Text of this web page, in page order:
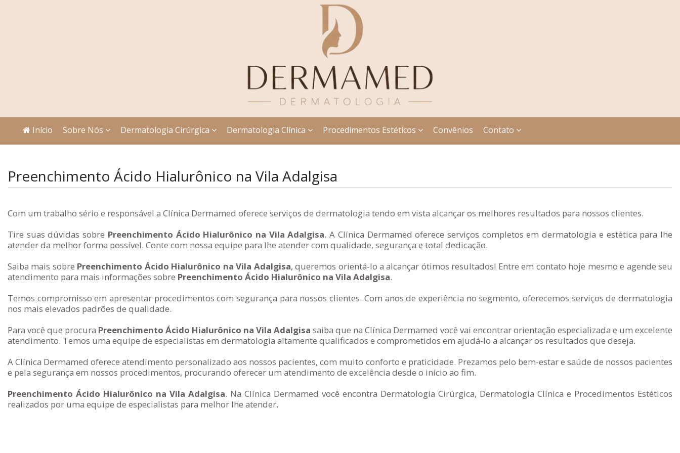
Início Sobre Nós Dermatologia Cirúrgica Dermatologia Clínica Procedimentos Estéticos Convênios Contato
Preenchimento Ácido Hialurônico na Vila Adalgisa
Com um trabalho sério e responsável a Clínica Dermamed oferece serviços de dermatologia tendo em vista alcançar os melhores resultados para nossos clientes.
Tire suas dúvidas sobre Preenchimento Ácido Hialurônico na Vila Adalgisa. A Clínica Dermamed oferece serviços completos em dermatologia e estética para lhe
atender da melhor forma possível. Conte com nossa equipe para lhe atender com qualidade, segurança e total dedicação.
Saiba mais sobre Preenchimento Ácido Hialurônico na Vila Adalgisa, queremos orientá-lo a alcançar ótimos resultados! Entre em contato hoje mesmo e agende seu
atendimento para mais informações sobre Preenchimento Ácido Hialurônico na Vila Adalgisa.
Temos compromisso em apresentar procedimentos com segurança para nossos clientes. Com anos de experiência no segmento, oferecemos serviços de dermatologia
nos mais elevados padrões de qualidade.
Para você que procura Preenchimento Ácido Hialurônico na Vila Adalgisa saiba que na Clínica Dermamed você vai encontrar orientação especializada e um excelente
atendimento. Temos uma equipe de especialistas em dermatologia altamente qualificados e comprometidos em ajudá-lo a alcançar os resultados que deseja.
A Clínica Dermamed oferece atendimento personalizado aos nossos pacientes, com muito conforto e praticidade. Prezamos pelo bem-estar e saúde de nossos pacientes
e pela segurança em nossos procedimentos, procurando oferecer um atendimento de excelência desde o início ao fim.
Preenchimento Ácido Hialurônico na Vila Adalgisa. Na Clínica Dermamed você encontra Dermatologia Cirúrgica, Dermatologia Clínica e Procedimentos Estéticos
realizados por uma equipe de especialistas para melhor lhe atender.